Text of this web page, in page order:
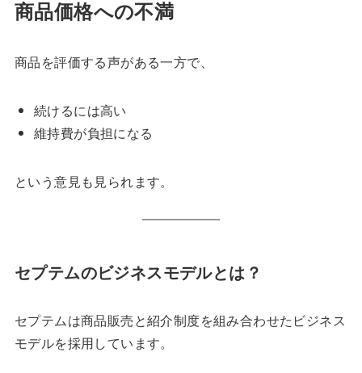
商品価格への不満
商品を評価する声がある一方で、
続けるには高い
維持費が負担になる
という意見も見られます。
セプテムのビジネスモデルとは？
セプテムは商品販売と紹介制度を組み合わせたビジネス
モデルを採用しています。